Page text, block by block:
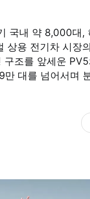
국내 약 8,000대,
상용 전기차 시장
조를 앞세운 PV5
대를 넘어서며